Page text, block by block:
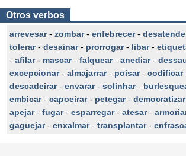
Otros verbos
arrevesar- zombar- enfebrecer-
tolerar- desainar- prorrogar- libar-
- afilar- mascar- falquear- anediar-
excepcionar- almajarrar- poisar- codificar
descadeirar- envarar- solinhar-
embicar- capoeirar- petegar- democratizar
apejar- fugar- esparregar- atesar-
gaguejar- enxalmar- transplantar-